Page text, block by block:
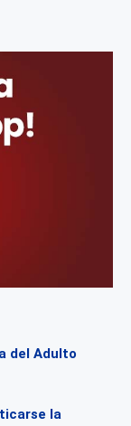
del Adulto
la